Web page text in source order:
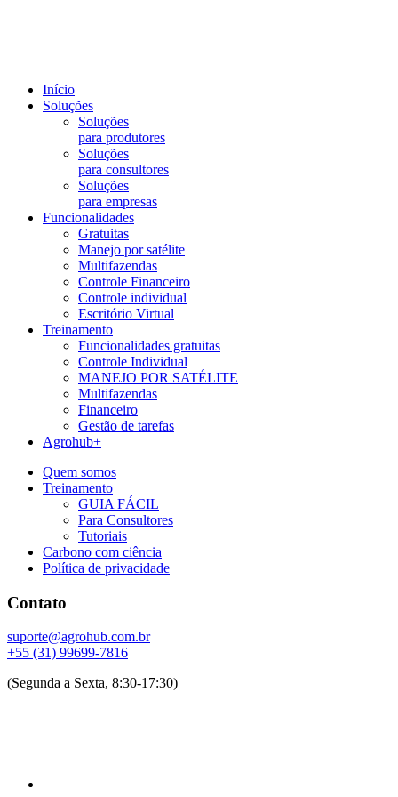
Início
Soluções
Soluções
para produtores
Soluções
para consultores
Soluções
para empresas
Funcionalidades
Gratuitas
Manejo por satélite
Multifazendas
Controle Financeiro
Controle individual
Escritório Virtual
Treinamento
Funcionalidades gratuitas
Controle Individual
MANEJO POR SATÉLITE
Multifazendas
Financeiro
Gestão de tarefas
Agrohub+
Quem somos
Treinamento
GUIA FÁCIL
Para Consultores
Tutoriais
Carbono com ciência
Política de privacidade
Contato
suporte@agrohub.com.br
+55 (31) 99699-7816
(Segunda a Sexta, 8:30-17:30)